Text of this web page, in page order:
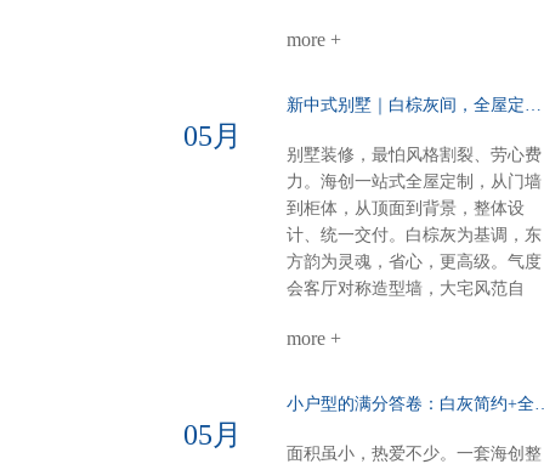
虽小却全，定制柜配套温馨精致整
适感意式极简·110平大户型高级不
计，干净利落沙发背景：奢石点
缀，一眼高级餐厅定制柜：泰国进
口索纳彩系列，质感出众卧室：墙
柜一体化，统一又高级厨房阳台顶
部：博格铝蜂窝大板，内嵌磁吸轨
道与灯具，简约时尚一站式整装，
式高级海创顶墙门柜，全屋一体定
到底
more +
05月
别墅装修，最怕风格割裂、劳心费
力。海创一站式全屋定制，从门墙
到柜体，从顶面到背景，整体设
计、统一交付。白棕灰为基调，东
方韵为灵魂，省心，更高级。气度
会客厅对称造型墙，大宅风范自
而奢华。错层沙发背景，融入中式
意主卧山水画悠然入墙，顶墙一体
空间，亦成画境。雅韵茶室门墙柜
more +
05月
面积虽小，热爱不少。一套海创整